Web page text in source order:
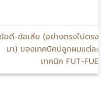
ข้อดี-ข้อเสีย (อย่างตรงไปตรง
มา) ของเทคนิคปลูกผมแต่ละ
เทคนิค FUT-FUE